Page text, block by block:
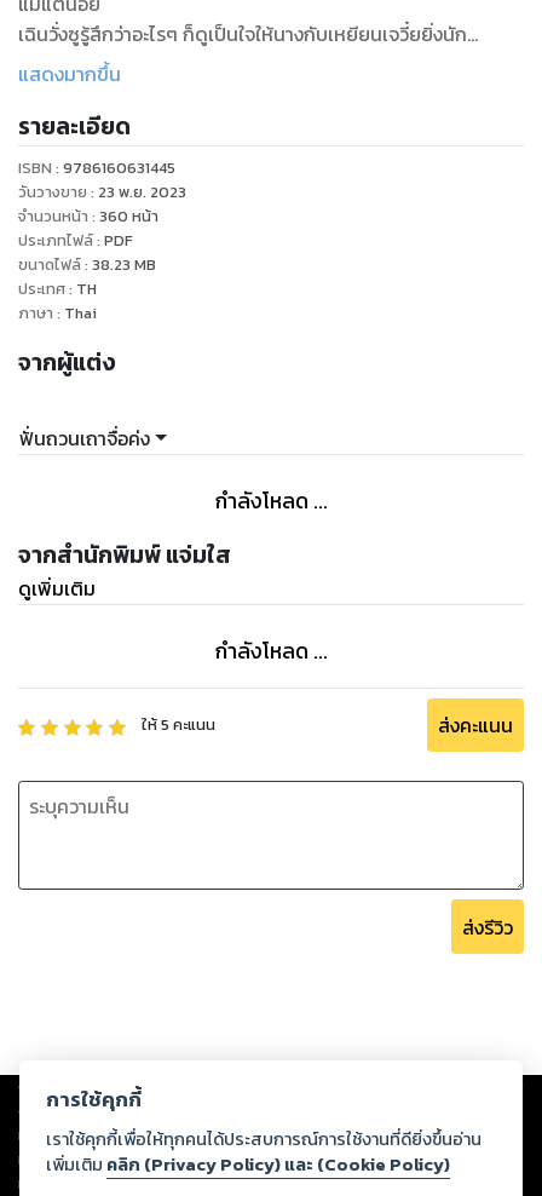
เฉินวั่งซูรู้สึกว่าอะไรๆ ก็ดูเป็นใจให้นางกับเหยียนเจวี๋ยยิ่งนัก
กับน้องชายที่มีชาติกำเนิดไม่ธรรมดา เป็นถึงพระโอรสอดีตฮ่องเต้
เวลานี้นางแทบอยากตรงกลับเมืองหลวงแล้วไปเตะฮ่องเต้ชั่วลง
จากบัลลังก์เสียด้วยซ้ำ
ทว่ามีสิ่งหนึ่งที่นางตัดสินใจไม่ได้เสียที
หากนางปฏิบัติภารกิจสำเร็จ นางใช่ต้องจากเหยียนเจวี๋ย แยกกัน
อยู่คนละโลกหรือไม่
ก่อนหน้านี้ระบบเคยแจ้งว่านางจะขออะไรก็ได้มิใช่หรือ
ไยพอนางจะขอตัวเหยียนเจวี๋ยกลับโลกนางด้วย เจ้าระบบเฮงซวย
นางสังหรณ์ใจว่าเจ้าระบบนี่จะเล่นไม่ซื่อกับนางเข้าเสียแล้ว!"
แสดงมากขึ้น
รายละเอียด
ISBN : 9786160631445
วันวางขาย : 23 พ.ย. 2023
จำนวนหน้า : 360 หน้า
ประเภทไฟล์: PDF
ขนาดไฟล์: 38.23 MB
ประเทศ: TH
ภาษา : Thai
จากผู้แต่ง
ฟั่นถวนเถาจื่อค่ง
กำลังโหลด ...
จากสำนักพิมพ์ แจ่มใส
ดูเพิ่มเติม
กำลังโหลด ...
ให้5 คะแนน ส่งคะแนน
ส่งรีวิว
Copyright © 2026
ต่อผลงานหรือเนื้อหาใดที่อัปโหลดผ่านเว็บไซต์และปรากฏว่าละเมิดสิทธิใน
ทรัพย์สินทางปัญญาของบุคคลอื่นหรือขัดต่อกฎหมายและศีลธรรม ดังนั้น ผู้อ่าน
ทุกท่านโปรดใช้วิจารณญาณในการกลั่นกรองด้วยตนเอง และหากท่านพบว่าส่วน
หนึ่งส่วนใดขัดต่อกฎหมายและศีลธรรม กรุณาแจ้งมายังบริษัท เพื่อทีมงานจะได้
การใช้คุกกี้
เราใช้คุกกี้เพื่อให้ทุกคนได้ประสบการณ์การใช้งานที่ดียิ่งขึ้นอ่าน
เพิ่มเติม คลิก (Privacy Policy) และ (Cookie Policy)